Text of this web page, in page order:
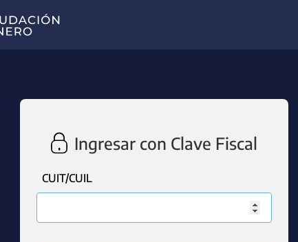
Ingresar con Clave Fiscal
CUIT/CUIL